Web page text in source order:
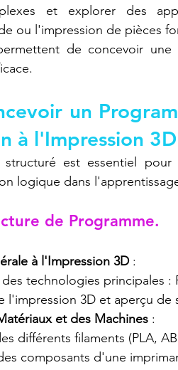
et explorer des
ou l'impression de pièces
de concevoir
un
à l'Impression
est essentiel
logique dans
de Programme.
à l'Impression 3D :
technologies principales :
l'impression 3D et aperçu de
et des Machines :
différents filaments (PLA,
composants d'une